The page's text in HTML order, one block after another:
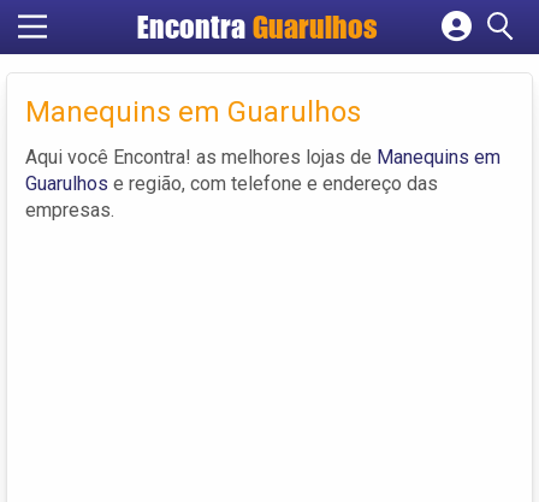
Encontra Guarulhos
Cadastrar empresa
Criar conta
Manequins em Guarulhos
Aqui você Encontra! as melhores lojas de Manequins em
Guarulhos e região, com telefone e endereço das
empresas.